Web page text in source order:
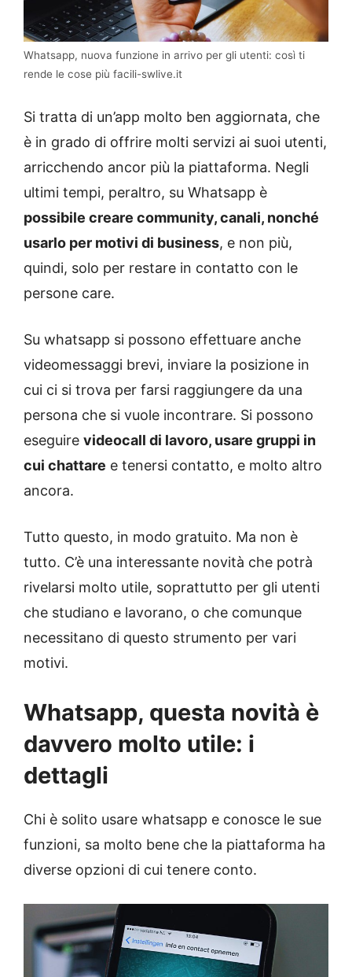
Whatsapp, nuova funzione in arrivo per gli utenti: così ti
rende le cose più facili-swlive.it
Si tratta di un’app molto ben aggiornata, che
è in grado di offrire molti servizi ai suoi utenti,
arricchendo ancor più la piattaforma. Negli
ultimi tempi, peraltro, su Whatsapp è
possibile creare community, canali, nonché
usarlo per motivi di business, e non più,
quindi, solo per restare in contatto con le
persone care.
Su whatsapp si possono effettuare anche
videomessaggi brevi, inviare la posizione in
cui ci si trova per farsi raggiungere da una
persona che si vuole incontrare. Si possono
eseguire videocall di lavoro, usare gruppi in
cui chattare e tenersi contatto, e molto altro
ancora.
Tutto questo, in modo gratuito. Ma non è
tutto. C’è una interessante novità che potrà
rivelarsi molto utile, soprattutto per gli utenti
che studiano e lavorano, o che comunque
necessitano di questo strumento per vari
motivi.
Whatsapp, questa novità è
davvero molto utile: i
dettagli
Chi è solito usare whatsapp e conosce le sue
funzioni, sa molto bene che la piattaforma ha
diverse opzioni di cui tenere conto.